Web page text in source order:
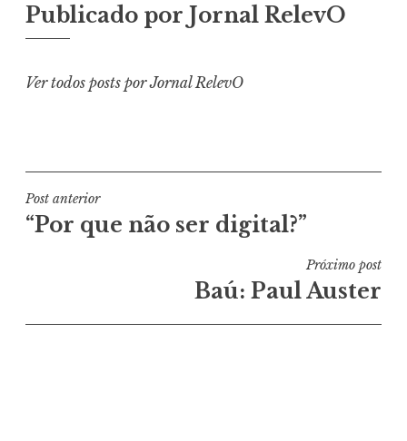
Publicado por Jornal RelevO
Ver todos posts por Jornal RelevO
Navegação
de
Post anterior
“Por que não ser digital?”
Próximo post
Baú: Paul Auster